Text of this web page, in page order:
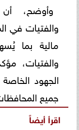
وأوضح،
والفتيات في
مالية بما
والفتيات،
الجهود
جميع
اقرأ أيضاً